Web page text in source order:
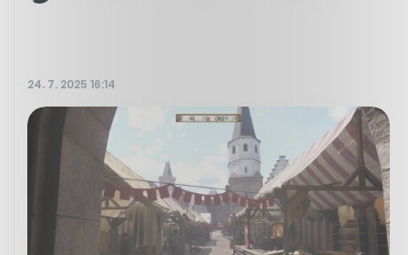
24. 7. 2025 16:14